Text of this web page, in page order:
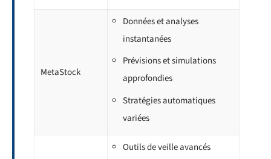
MetaStock
Données et analyses
instantanées
Prévisions et simulations
approfondies
Stratégies automatiques
variées
Outils de veille avancés